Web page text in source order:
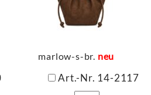
marlow-s-br. neu
Art.-Nr. 14-2117